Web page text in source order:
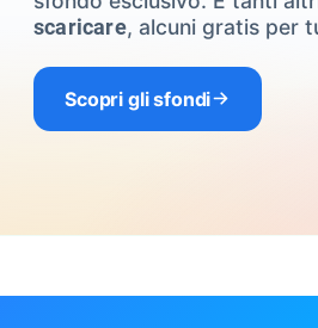
scaricare, alcuni gratis per
Scopri gli sfondi